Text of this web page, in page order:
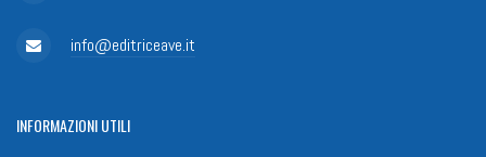
info@editriceave.it
INFORMAZIONIUTILI